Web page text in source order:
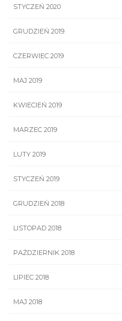
STYCZEŃ 2020
GRUDZIEŃ 2019
CZERWIEC 2019
MAJ 2019
KWIECIEŃ 2019
MARZEC 2019
LUTY 2019
STYCZEŃ 2019
GRUDZIEŃ 2018
LISTOPAD 2018
PAŹDZIERNIK 2018
LIPIEC 2018
MAJ 2018